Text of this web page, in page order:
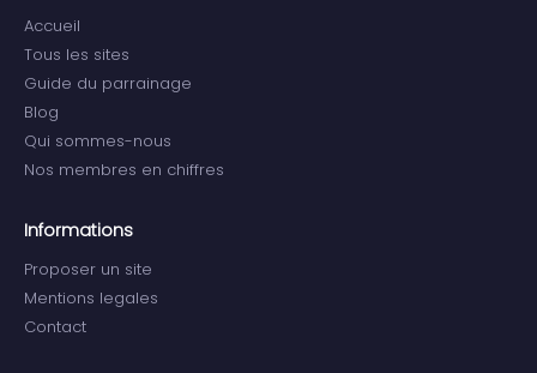
Accueil
Tous les sites
Guide du parrainage
Blog
Qui sommes-nous
Nos membres en chiffres
Informations
Proposer un site
Mentions legales
Contact